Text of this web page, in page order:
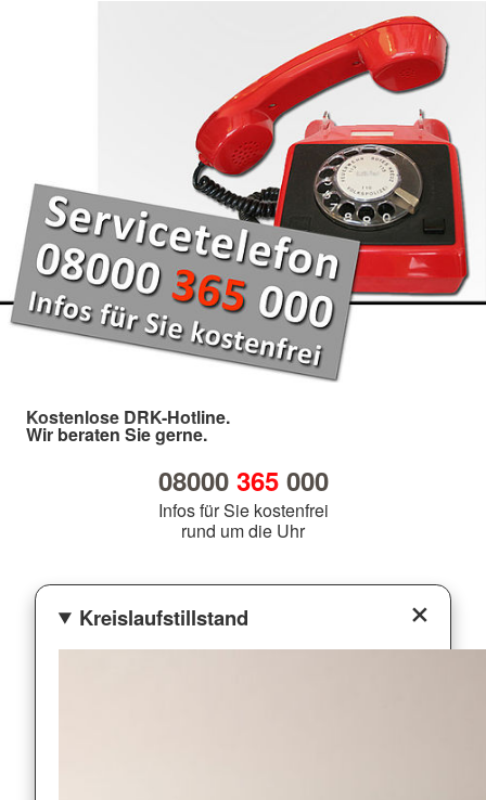
Kostenlose DRK-Hotline.
Wir beraten Sie gerne.
08000 365000
Infos für Sie kostenfrei
rund um die Uhr
Kreislaufstillstand